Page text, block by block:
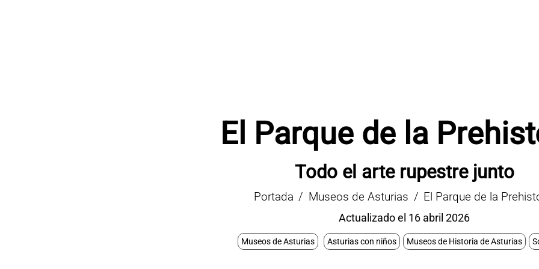
El Parque de la
Todo el arte rupestre junto
Portada Museos de Asturias El Parque de la
Actualizado el 16 abril 2026
Museos de Asturias Asturias con niños Museos de Historia de Asturias